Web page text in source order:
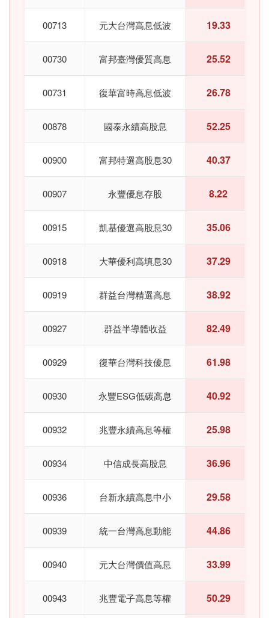
00713 元大台灣高息低波 19.33
00730 富邦臺灣優質高息 25.52
00731 復華富時高息低波 26.78
00878 國泰永續高股息 52.25
00900 富邦特選高股息30 40.37
00907 永豐優息存股 8.22
00915 凱基優選高股息30 35.06
00918 大華優利高填息30 37.29
00919 群益台灣精選高息 38.92
00927 群益半導體收益 82.49
00929 復華台灣科技優息 61.98
00930 永豐ESG低碳高息 40.92
00932 兆豐永續高息等權 25.98
00934 中信成長高股息 36.96
00936 台新永續高息中小 29.58
00939 統一台灣高息動能 44.86
00940 元大台灣價值高息 33.99
00943 兆豐電子高息等權 50.29